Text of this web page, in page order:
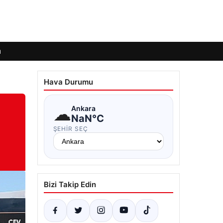
Hava Durumu
☁Ankara
NaN°C
ŞEHIR SEÇ
Bizi Takip Edin